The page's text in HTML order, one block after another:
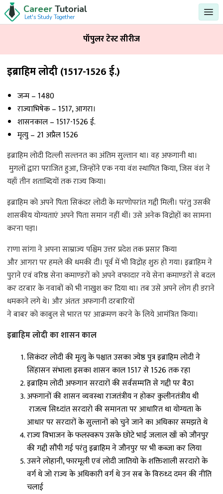
Career Tutorial
Let's Study Together
इब्राहिम लोदी (1517-1526 ई.)
जन्म – 1480
राज्याभिषेक – 1517, आगरा।
शासनकाल – 1517-1526 ई.
मृत्यु – 21 अप्रैल 1526
इब्राहिम लोदी दिल्ली सल्तनत का अंतिम सुल्तान था। वह अफगानी था।
मुगलों द्वारा पराजित हुआ, जिन्होंने एक नया वंश स्थापित किया, जिस वंश ने
यहाँ तीन शताब्दियों तक राज्य किया।
इब्राहिम को अपने पिता सिकंदर लोदी के मरणोपरांत गद्दी मिली। परंतु उसकी
शासकीय योग्यताएं अपने पिता समान नहीं थीं। उसे अनेक विद्रोहों का सामना
करना पड़ा।
राणा सांगा ने अपना साम्राज्य पश्चिम उत्तर प्रदेश तक प्रसार किया
और आगरा पर हमले की धमकी दी। पूर्व में भी विद्रोह शुरु हो गया। इब्राहिम ने
पुराने एवं वरिष्ठ सेना कमाण्डरों को अपने वफादार नये सेना कमाण्डरों से बदल
कर दरबार के नवाबों को भी नाखुश कर दिया था। तब उसे अपने लोग ही डराने
धमकाने लगे थे। और अंततः अफगानी दरबारियों
ने बाबर को काबुल से भारत पर आक्रमण करने के लिये आमंत्रित किया।
इब्राहिम लोदी का शासन काल
सिकंदर लोदी की मृत्यु के पश्चात उसका ज्येष्ठ पुत्र इब्राहिम लोदी ने
सिंहासन संभाला इसका शासन काल 1517 से 1526 तक रहा
इब्राहिम लोदी अफगान सरदारों की सर्वसम्मति से गद्दी पर बैठा
अफगानों की शासन व्यवस्था राजतंत्रीय न होकर कुलीनतंत्रीय थी
राजत्व सिध्दांत सरदारो की समानता पर आधारित था योग्यता के
आधार पर सरदारों के सुल्तानों को चुने जाने का अधिकार समझते थे
राज्य विभाजन के फलस्वरूप उसके छोटे भाई जलाल खाँ को जौनपुर
की गद्दी सौंपी गई परंतु इब्राहिम ने जौनपुर पर भी कब्जा कर लिया
उसने लोहानी, फारमूली एवं लोदी जातियो के शक्तिशाली सरदारो के
वर्ग थे जो राज्य के अधिकारी वर्ग थे उन सब के विरुध्द दमन की नीति
चलाई
पॉपुलर टेस्ट सीरीज